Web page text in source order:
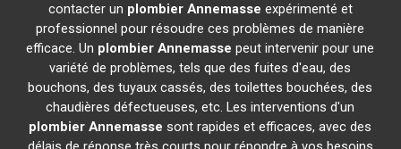
contacter un plombier Annemasse expérimenté et
professionnel pour résoudre ces problèmes de manière
efficace. Un plombier Annemasse peut intervenir pour une
variété de problèmes, tels que des fuites d'eau, des
bouchons, des tuyaux cassés, des toilettes bouchées, des
chaudières défectueuses, etc. Les interventions d'un
plombier Annemasse sont rapides et efficaces, avec des